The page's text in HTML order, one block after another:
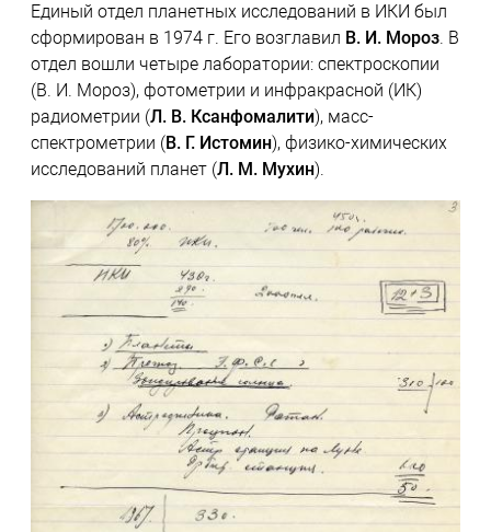
Единый отдел планетных исследований в ИКИ был
сформирован в 1974 г. Его возглавил В. И. Мороз. В
отдел вошли четыре лаборатории: спектроскопии
(В. И. Мороз), фотометрии и инфракрасной (ИК)
радиометрии (Л. В. Ксанфомалити), масс-
спектрометрии (В. Г. Истомин), физико-химических
исследований планет (Л. М. Мухин).